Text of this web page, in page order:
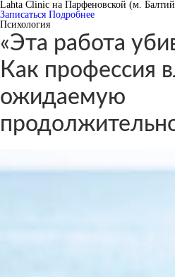
Lahta Clinic на Парфеновской (м.
Записаться Подробнее
Психология
«Эта работа
Как профессия
ожидаемую